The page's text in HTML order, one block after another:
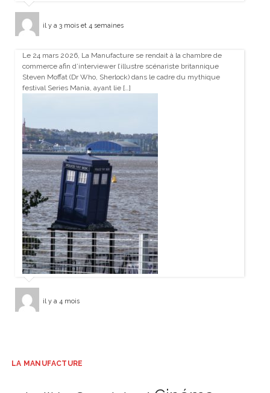
il y a 3 mois et 4 semaines
Le 24 mars 2026, La Manufacture se rendait à la chambre de
commerce afin d’interviewer l’illustre scénariste britannique
Steven Moffat (Dr Who, Sherlock) dans le cadre du mythique
festival Series Mania, ayant lie […]
il y a 4 mois
LA MANUFACTURE